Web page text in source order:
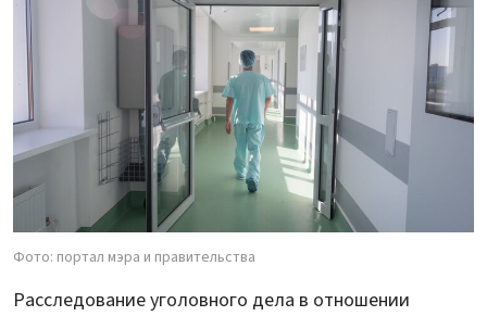
Фото: портал мэра и правительства
Расследование уголовного дела в отношении